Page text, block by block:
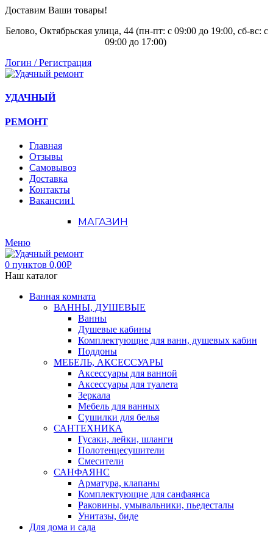
Доставим Ваши товары!
Белово, Октябрьская улица, 44 (пн-пт: с 09:00 до 19:00, сб-вс: с
09:00 до 17:00)
Логин / Регистрация
УДАЧНЫЙ
РЕМОНТ
Главная
Отзывы
Самовывоз
Доставка
Контакты
Вакансии1
МАГАЗИН
Меню
0 пунктов 0,00Р
Наш каталог
Ванная комната
ВАННЫ, ДУШЕВЫЕ
Ванны
Душевые кабины
Комплектующие для ванн, душевых кабин
Поддоны
МЕБЕЛЬ, АКСЕССУАРЫ
Аксессуары для ванной
Аксессуары для туалета
Зеркала
Мебель для ванных
Сушилки для белья
САНТЕХНИКА
Гусаки, лейки, шланги
Полотенцесушители
Смесители
САНФАЯНС
Арматура, клапаны
Комплектующие для санфаянса
Раковины, умывальники, пьедесталы
Унитазы, биде
Для дома и сада